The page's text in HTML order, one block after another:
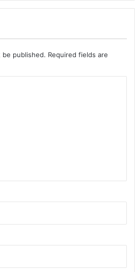
be published. Required fields are